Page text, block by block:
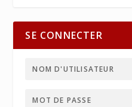
SE CONNECTER